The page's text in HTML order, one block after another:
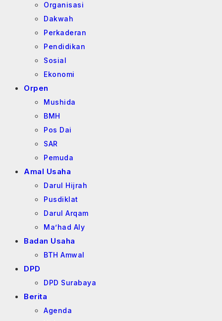
Organisasi
Dakwah
Perkaderan
Pendidikan
Sosial
Ekonomi
Orpen
Mushida
BMH
Pos Dai
SAR
Pemuda
Amal Usaha
Darul Hijrah
Pusdiklat
Darul Arqam
Ma’had Aly
Badan Usaha
BTH Amwal
DPD
DPD Surabaya
Berita
Agenda